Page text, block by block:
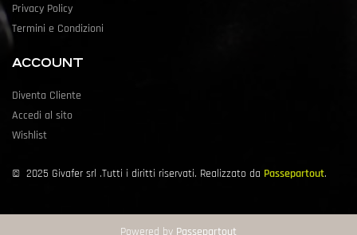
Privacy Policy
Termini e Condizioni
ACCOUNT
Diventa Cliente
Accedi al sito
Wishlist
© 2025 Givafer srl .Tutti i diritti riservati. Realizzato da Passepartout.
Powered by Passepartout